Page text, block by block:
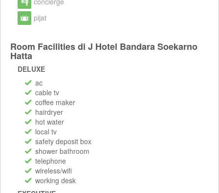
pijat
Room Facilities di J Hotel Bandara Soekarno
Hatta
DELUXE
ac
cable tv
coffee maker
hairdryer
hot water
local tv
safety deposit box
shower bathroom
telephone
wireless/wifi
working desk